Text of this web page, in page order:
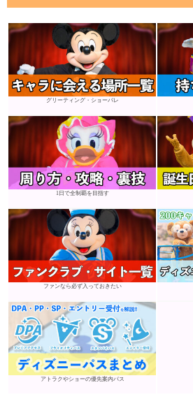
グリーティング・ショーパレ
1日で全制覇を目指す
ファンなら必ず入っておきたい
アトラクやショーの優先案内パス